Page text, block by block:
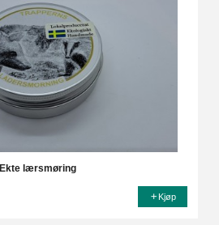
Ekte lærsmøring
Kjøp